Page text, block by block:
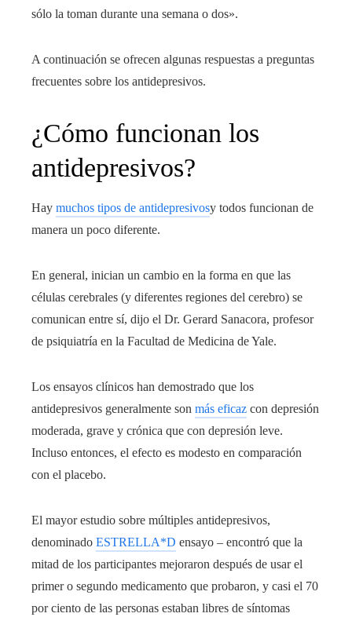
sólo la toman durante una semana o dos».
A continuación se ofrecen algunas respuestas a preguntas
frecuentes sobre los antidepresivos.
¿Cómo funcionan los
antidepresivos?
Hay muchos tipos de antidepresivosy todos funcionan de
manera un poco diferente.
En general, inician un cambio en la forma en que las
células cerebrales (y diferentes regiones del cerebro) se
comunican entre sí, dijo el Dr. Gerard Sanacora, profesor
de psiquiatría en la Facultad de Medicina de Yale.
Los ensayos clínicos han demostrado que los
antidepresivos generalmente son más eficaz con depresión
moderada, grave y crónica que con depresión leve.
Incluso entonces, el efecto es modesto en comparación
con el placebo.
El mayor estudio sobre múltiples antidepresivos,
denominado ESTRELLA*D ensayo – encontró que la
mitad de los participantes mejoraron después de usar el
primer o segundo medicamento que probaron, y casi el 70
por ciento de las personas estaban libres de síntomas